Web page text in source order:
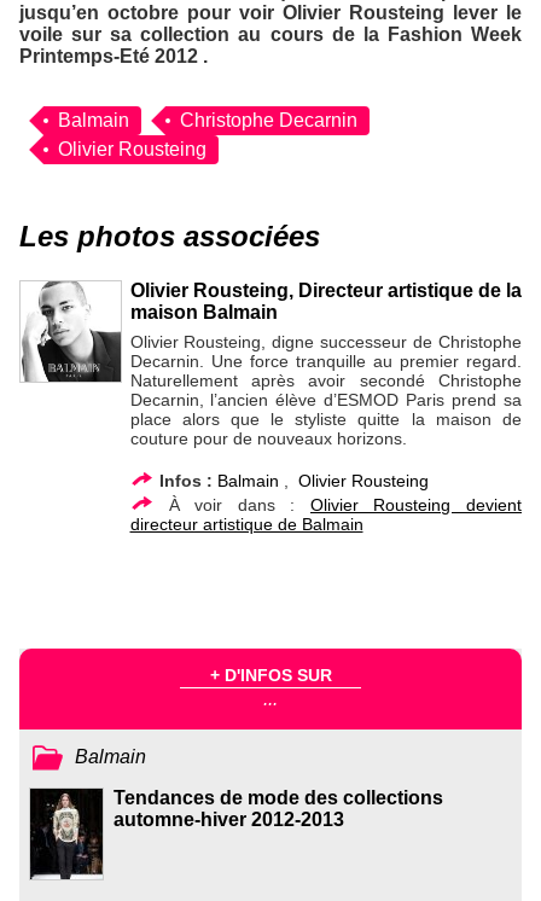
jusqu’en octobre pour voir Olivier Rousteing lever le
voile sur sa collection au cours de la Fashion Week
Printemps-Eté 2012 .
Balmain
Christophe Decarnin
Olivier Rousteing
Les photos associées
Olivier Rousteing, Directeur artistique de la
maison Balmain
Olivier Rousteing, digne successeur de Christophe
Decarnin. Une force tranquille au premier regard.
Naturellement après avoir secondé Christophe
Decarnin, l’ancien élève d’ESMOD Paris prend sa
place alors que le styliste quitte la maison de
couture pour de nouveaux horizons.
Infos : Balmain
Olivier Rousteing
À voir dans : Olivier Rousteing devient
directeur artistique de Balmain
+ D'INFOS SUR
...
Balmain
Tendances de mode des collections
automne-hiver 2012-2013